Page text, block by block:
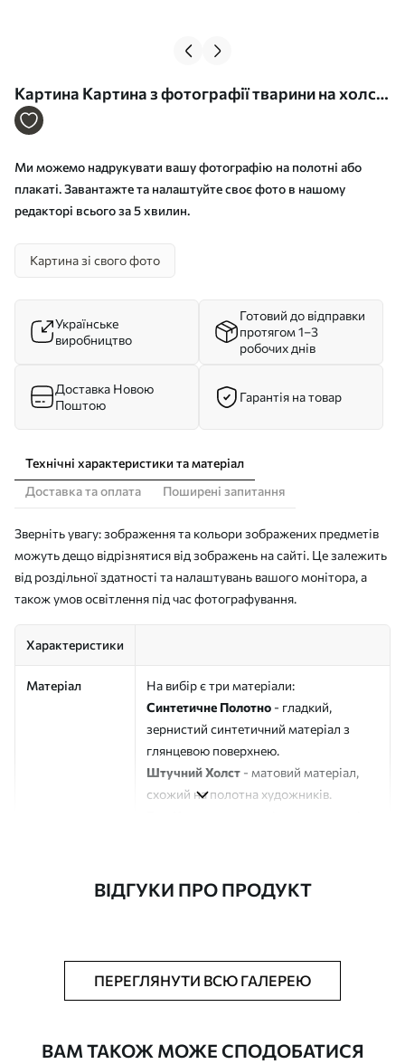
Картина Картина з фотографії тварини на холсті
Арт. s33143
Ми можемо надрукувати вашу фотографію на полотні або
плакаті. Завантажте та налаштуйте своє фото в нашому
редакторі всього за 5 хвилин.
Картина зі свого фото
Українське
виробництво
Готовий до відправки
протягом 1–3
робочих днів
Доставка Новою
Поштою
Гарантія на товар
Технічні характеристики та матеріал
Доставка та оплата
Поширені запитання
Зверніть увагу: зображення та кольори зображених предметів
можуть дещо відрізнятися від зображень на сайті. Це залежить
від роздільної здатності та налаштувань вашого монітора, а
також умов освітлення під час фотографування.
Характеристики
Матеріал
На вибір є три матеріали:
Синтетичне Полотно - гладкий,
зернистий синтетичний матеріал з
глянцевою поверхнею.
Штучний Холст - матовий матеріал,
схожий на полотна художників.
Додатково Можна додати лакове покриття.
ВІДГУКИ ПРО ПРОДУКТ
ПЕРЕГЛЯНУТИ ВСЮ ГАЛЕРЕЮ
ВАМ ТАКОЖ МОЖЕ СПОДОБАТИСЯ